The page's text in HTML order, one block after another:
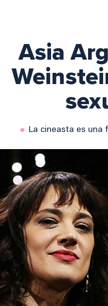
Asia
La cineasta es una